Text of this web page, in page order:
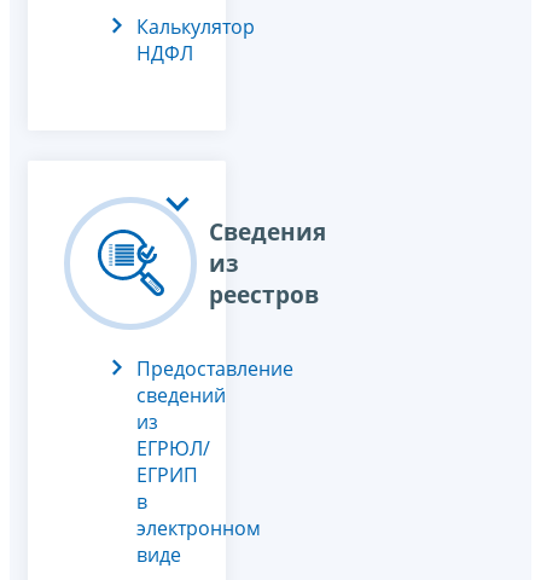
Калькулятор
НДФЛ
Сведения
из
реестров
Предоставление
сведений
из
ЕГРЮЛ/
ЕГРИП
в
электронном
виде